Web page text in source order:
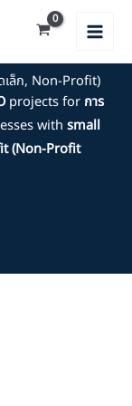
เล็ก, Non-Profit)
projects for การ
with small
(Non-Profit